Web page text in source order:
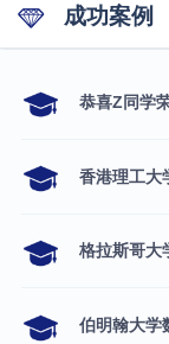
成功案例
恭喜Z同学
香港理工大
格拉斯哥大
伯明翰大学